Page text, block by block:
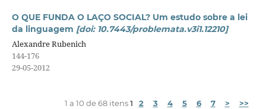
O QUE FUNDA O LAÇO SOCIAL? Um estudo sobre a lei
da linguagem [doi: 10.7443/problemata.v3i1.12210]
Alexandre Rubenich
144-176
29-05-2012
1 a 10 de 68 itens1 2 3 4 5 6 7 > >>